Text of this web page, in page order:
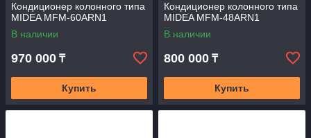
Кондиционер колонного типа
MIDEA MFM-60ARN1
В наличии
970 000 ₸
Купить
Кондиционер колонного типа
MIDEA MFM-48ARN1
В наличии
800 000 ₸
Купить